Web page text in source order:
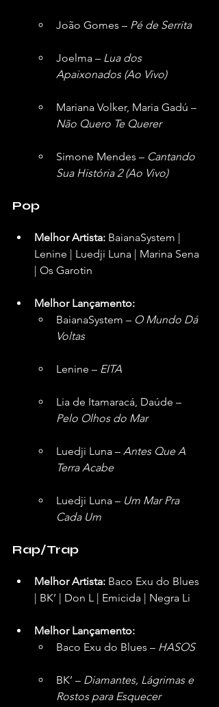
João Gomes – Pé de Serrita
Joelma – Lua dos
Apaixonados (Ao Vivo)
Mariana Volker, Maria Gadú –
Não Quero Te Querer
Simone Mendes – Cantando
Sua História 2 (Ao Vivo)
Pop
Melhor Artista: BaianaSystem |
Lenine | Luedji Luna | Marina Sena
| Os Garotin
Melhor Lançamento:
BaianaSystem – O Mundo Dá
Voltas
Lenine – EITA
Lia de Itamaracá, Daúde –
Pelo Olhos do Mar
Luedji Luna – Antes Que A
Terra Acabe
Luedji Luna – Um Mar Pra
Cada Um
Rap/Trap
Melhor Artista: Baco Exu do Blues
| BK’ | Don L | Emicida | Negra Li
Melhor Lançamento:
Baco Exu do Blues – HASOS
BK’ – Diamantes, Lágrimas e
Rostos para Esquecer